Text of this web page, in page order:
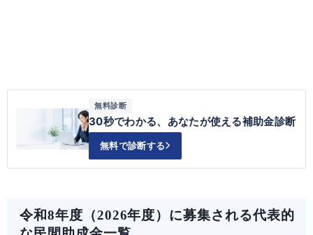
無料診断
30秒でわかる、あなたが使える補助金診断
無料で診断する
令和8年度（2026年度）に募集される代表的